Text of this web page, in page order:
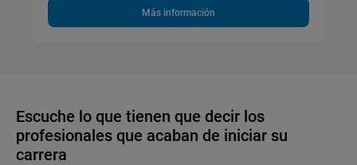
Más información
Escuche lo que tienen que decir los
profesionales que acaban de iniciar su
carrera